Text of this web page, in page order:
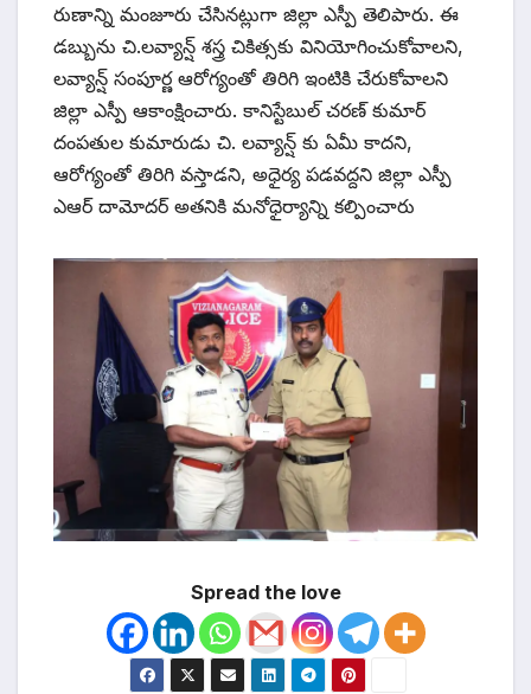
రుణాన్ని మంజూరు చేసినట్లుగా జిల్లా ఎస్పీ తెలిపారు. ఈ
డబ్బును చి.లవ్యాన్ష్ శస్త్ర చికిత్సకు వినియోగించుకోవాలని,
లవ్యాన్ష్ సంపూర్ణ ఆరోగ్యంతో తిరిగి ఇంటికి చేరుకోవాలని
జిల్లా ఎస్పీ ఆకాంక్షించారు. కానిస్టేబుల్ చరణ్ కుమార్
దంపతుల కుమారుడు చి. లవ్యాన్ష్ కు ఏమీ కాదని,
ఆరోగ్యంతో తిరిగి వస్తాడని, అధైర్య పడవద్దని జిల్లా ఎస్పీ
ఎఆర్ దామోదర్ అతనికి మనోధైర్యాన్ని కల్పించారు
Spread the love